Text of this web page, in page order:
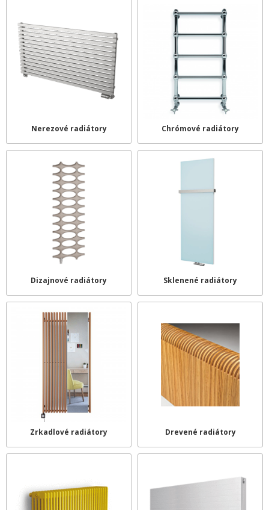
Nerezové radiátory Chrómové radiátory
Dizajnové radiátory Sklenené radiátory
Zrkadlové radiátory Drevené radiátory